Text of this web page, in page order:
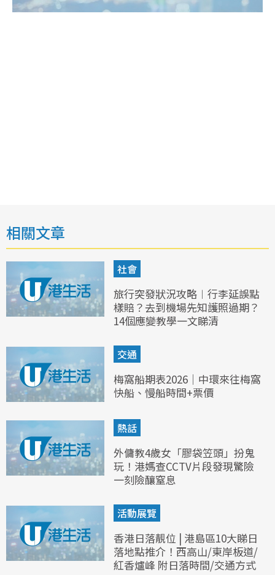
相關文章
社會
旅行突發狀況攻略︱行李延誤點
樣賠？去到機場先知護照過期？
14個應變教學一文睇清
交通
梅窩船期表2026｜中環來往梅窩
快船、慢船時間+票價
熱話
外傭教4歲女「膠袋笠頭」扮鬼
玩！港媽查CCTV片段發現驚險
一刻險釀窒息
活動展覽
香港日落靚位 | 港島區10大睇日
落地點推介！西高山/東岸板道/
紅香爐峰 附日落時間/交通方式